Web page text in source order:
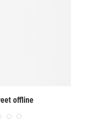
offline